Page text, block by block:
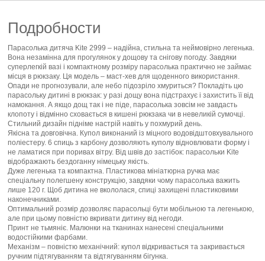
Подробности
Парасолька дитяча Kite 2999 – надійна, стильна та неймовірно легенька.
Вона незамінна для прогулянок у дощову та снігову погоду. Завдяки
суперлегкій вазі і компактному розміру парасолька практично не займає
місця в рюкзаку. Ця модель – маст-хев для щоденного використання.
Опади не прогнозували, але небо підозріло хмуриться? Покладіть цю
парасольку дитині в рюкзак: у разі дощу вона підстрахує і захистить її від
намокання. А якщо дощ так і не піде, парасолька зовсім не завдасть
клопоту і відмінно сховається в кишені рюкзака чи в невеликій сумочці.
Стильний дизайн підніме настрій навіть у похмурий день.
Якісна та довговічна. Купол виконаний із міцного водовідштовхувального
поліестеру. 6 спиць з карбону дозволяють куполу відновлювати форму і
не ламатися при поривах вітру. Від швів до застібок: парасольки Kite
відображають бездоганну німецьку якість.
Дуже легенька та компактна. Пластикова мініатюрна ручка має
спеціальну полегшену конструкцію, завдяки чому парасолька важить
лише 120 г. Щоб дитина не вкололася, спиці захищені пластиковими
наконечниками.
Оптимальний розмір дозволяє парасольці бути мобільною та легенькою,
але при цьому повністю вкривати дитину від негоди.
Принт не тьмяніє. Малюнки на тканинах нанесені спеціальними
водостійкими фарбами.
Механізм – повністю механічний: купол відкривається та закривається
ручним підтягуванням та відтягуванням бігунка.